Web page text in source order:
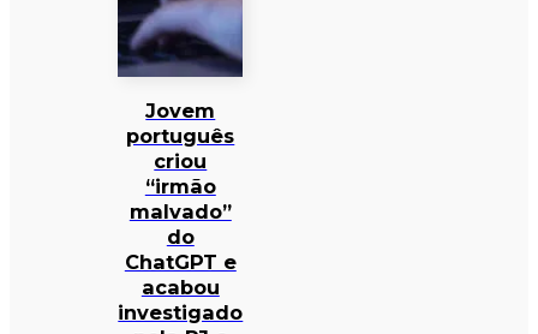
Jovem
português
criou
“irmão
malvado”
do
ChatGPT e
acabou
investigado